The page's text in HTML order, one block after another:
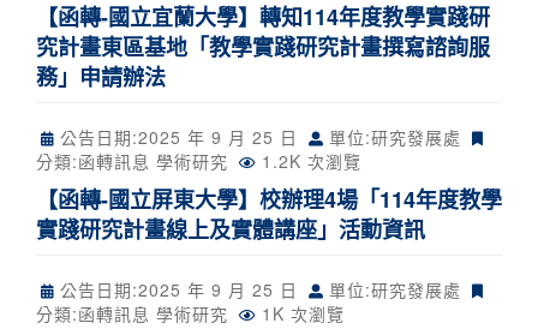
【函轉-國立宜蘭大學】轉知114年度教學實踐研
究計畫東區基地「教學實踐研究計畫撰寫諮詢服
務」申請辦法
公告日期:2025 年 9 月 25 日
單位:研究發展處
分類:函轉訊息 學術研究 1.2K 次瀏覽
【函轉-國立屏東大學】校辦理4場「114年度教學
實踐研究計畫線上及實體講座」活動資訊
公告日期:2025 年 9 月 25 日
單位:研究發展處
分類:函轉訊息 學術研究 1K 次瀏覽